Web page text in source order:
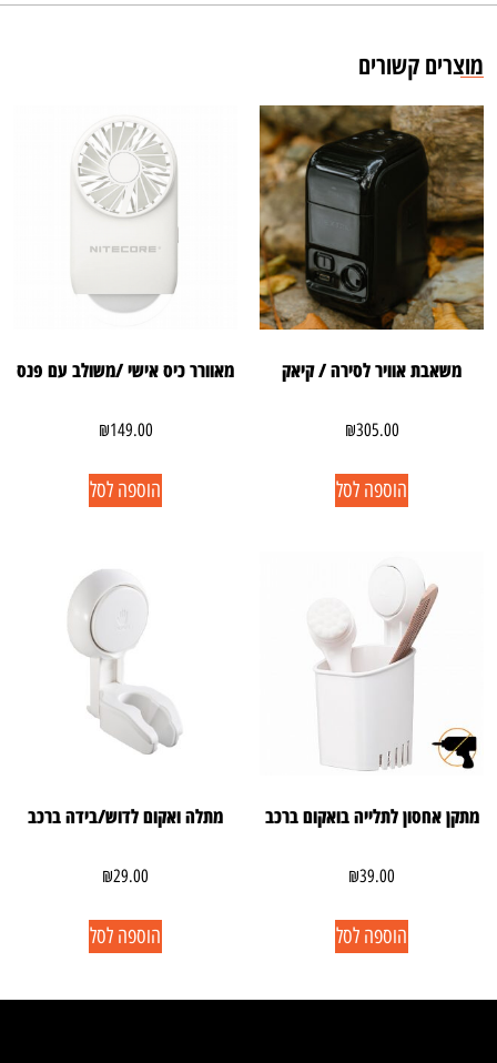
מוצרים קשורים
משאבת אוויר לסירה / קיאק
₪305.00
הוספה לסל
מאוורר כיס אישי /משולב עם פנס
₪149.00
הוספה לסל
מתקן אחסון לתלייה בואקום ברכב
₪39.00
הוספה לסל
מתלה ואקום לדוש/בידה ברכב
₪29.00
הוספה לסל